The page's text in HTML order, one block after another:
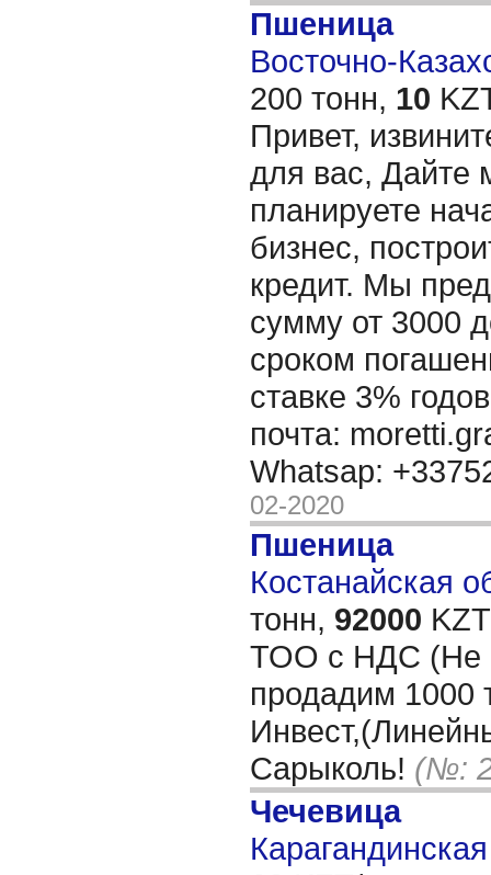
Пшеница
Восточно-
200 тонн, 10
Привет,
для вас, Дайте
планируете
бизнес,
кредит. Мы
сумму от 3000
сроком
ставке 3%
почта:
Whatsap:
02-2020
Пшеница
Костанайская
тонн, 92000
ТОО с НДС (Не
продадим 1000
Сарыколь! (№:
Чечевица